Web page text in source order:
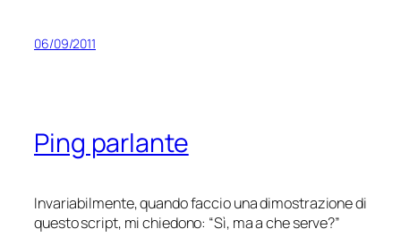
06/09/2011
Ping parlante
Invariabilmente, quando faccio una dimostrazione di
questo script, mi chiedono: “Sì, ma a che serve?”